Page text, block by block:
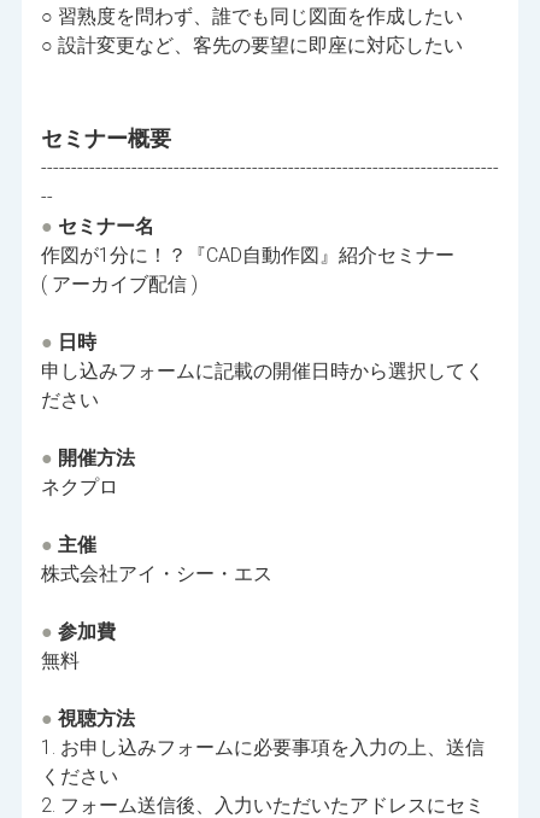
○ 習熟度を問わず、誰でも同じ図面を作成したい
○ 設計変更など、客先の要望に即座に対応したい
セミナー概要
----------------------------------------------------------------------------
--
● セミナー名
作図が1分に！？『CAD自動作図』紹介セミナー
( アーカイブ配信 )
● 日時
申し込みフォームに記載の開催日時から選択してく
ださい
● 開催方法
ネクプロ
● 主催
株式会社アイ・シー・エス
● 参加費
無料
● 視聴方法
1. お申し込みフォームに必要事項を入力の上、送信
ください
2. フォーム送信後、入力いただいたアドレスにセミ